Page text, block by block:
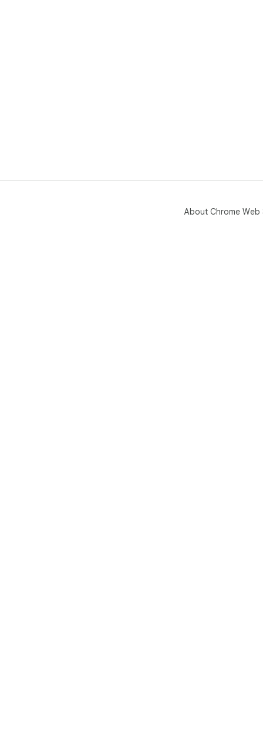
About Chrome Web